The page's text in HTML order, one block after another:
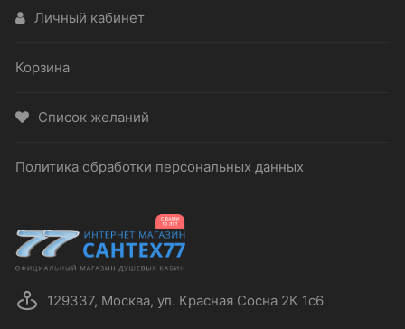
Личный кабинет
Корзина
Список желаний
Политика обработки персональных данных
129337, Москва, ул. Красная Сосна 2К 1с6